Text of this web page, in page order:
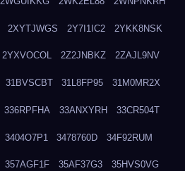
2XYTJWGS 2Y7I1IC2 2YKK8NSK
2YXVOCOL 2Z2JNBKZ 2ZAJL9NV
31BVSCBT 31L8FP95 31M0MR2X
336RPFHA 33ANXYRH 33CR504T
3404O7P1 3478760D 34F92RUM
357AGF1F 35AF37G3 35HVS0VG